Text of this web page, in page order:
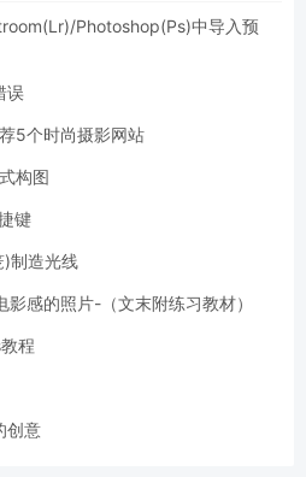
Photoshop(Ps)中导入预
误
5个时尚摄影网站
构图
键
)制造光线
影感的照片-（文末附练习教材）
程
创意